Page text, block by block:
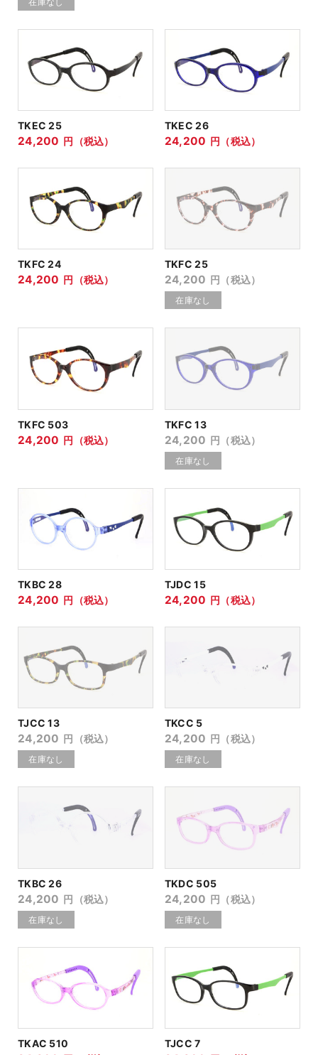
TKEC 25
24,200 円（税込）
TKEC 26
24,200 円（税込）
TKFC 24
24,200 円（税込）
TKFC 25
24,200 円（税込）
TKFC 503
24,200 円（税込）
TKFC 13
24,200 円（税込）
TKBC 28
24,200 円（税込）
TJDC 15
24,200 円（税込）
TJCC 13
24,200 円（税込）
TKCC 5
24,200 円（税込）
TKBC 26
24,200 円（税込）
TKDC 505
24,200 円（税込）
TKAC 510 TJCC 7